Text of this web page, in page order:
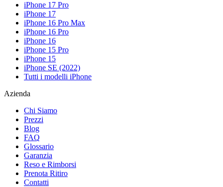
iPhone 17 Pro
iPhone 17
iPhone 16 Pro Max
iPhone 16 Pro
iPhone 16
iPhone 15 Pro
iPhone 15
iPhone SE (2022)
Tutti i modelli iPhone
Azienda
Chi Siamo
Prezzi
Blog
FAQ
Glossario
Garanzia
Reso e Rimborsi
Prenota Ritiro
Contatti